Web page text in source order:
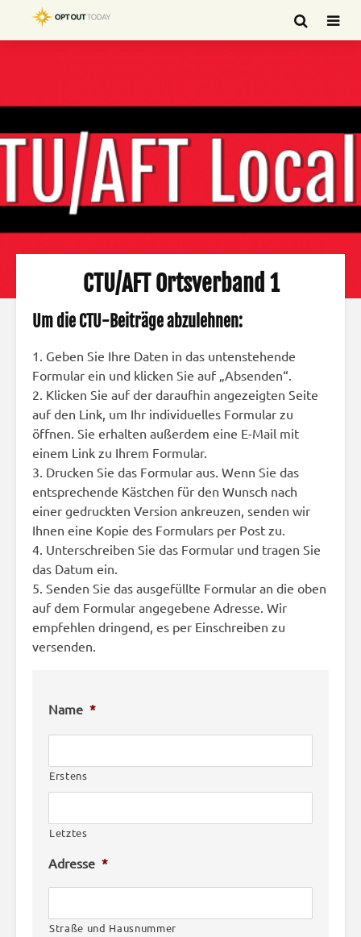
CTU/AFT Ortsverband 1
Um die CTU-Beiträge abzulehnen:
1. Geben Sie Ihre Daten in das untenstehende
Formular ein und klicken Sie auf „Absenden“.
2. Klicken Sie auf der daraufhin angezeigten Seite
auf den Link, um Ihr individuelles Formular zu
öffnen. Sie erhalten außerdem eine E-Mail mit
einem Link zu Ihrem Formular.
3. Drucken Sie das Formular aus. Wenn Sie das
entsprechende Kästchen für den Wunsch nach
einer gedruckten Version ankreuzen, senden wir
Ihnen eine Kopie des Formulars per Post zu.
4. Unterschreiben Sie das Formular und tragen Sie
das Datum ein.
5. Senden Sie das ausgefüllte Formular an die oben
auf dem Formular angegebene Adresse. Wir
empfehlen dringend, es per Einschreiben zu
versenden.
Name *
Erstens
Letztes
Adresse *
Straße und Hausnummer